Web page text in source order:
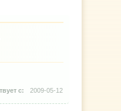
2009-05-12